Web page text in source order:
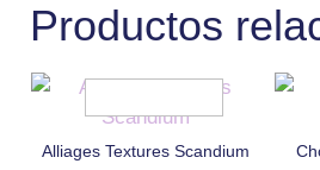
Productos
Alliages Textures Scandium